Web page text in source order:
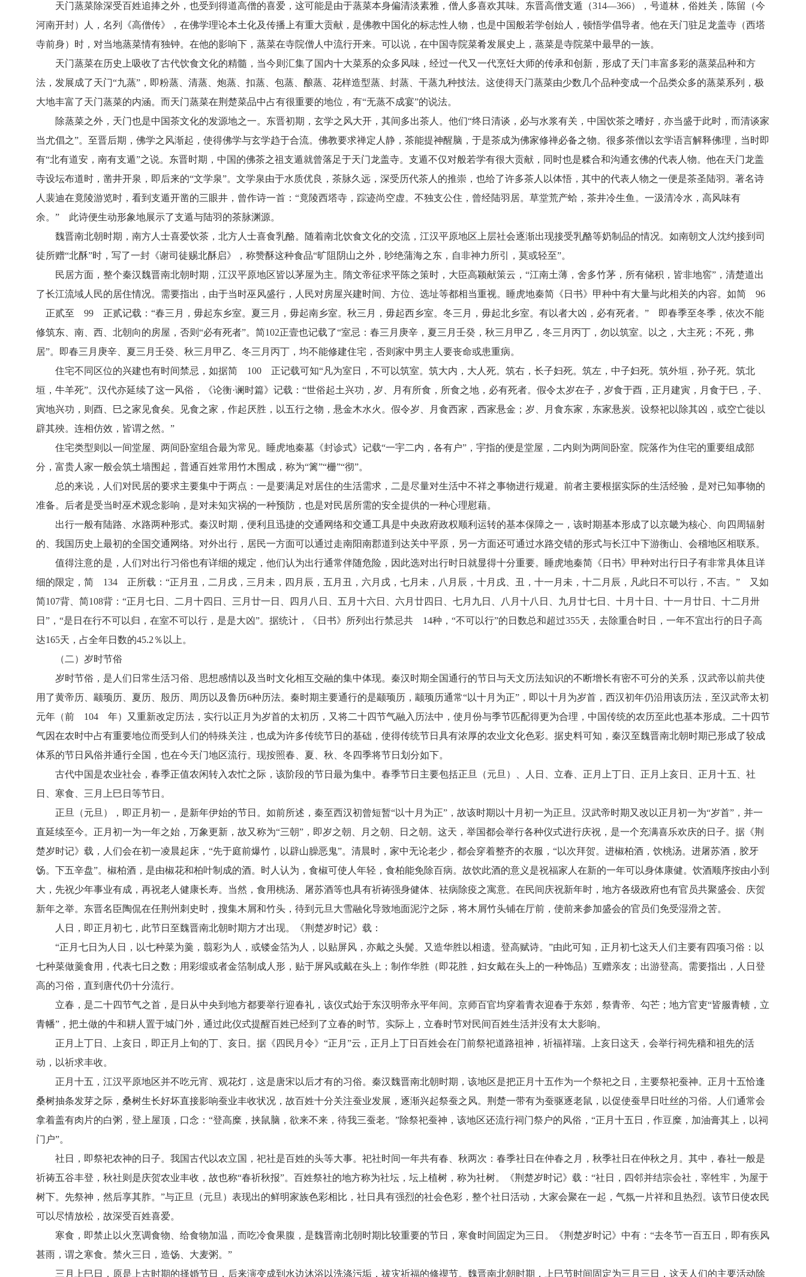
天门蒸菜除深受百姓追捧之外，也受到得道高僧的喜爱，这可能是由于蒸菜本身偏清淡素雅，僧人多喜欢其味。东晋高僧支遁（314—366），号道林，俗姓关，陈留（今
河南开封）人，名列《高僧传》，在佛学理论本土化及传播上有重大贡献，是佛教中国化的标志性人物，也是中国般若学创始人，顿悟学倡导者。他在天门驻足龙盖寺（西塔
寺前身）时，对当地蒸菜情有独钟。在他的影响下，蒸菜在寺院僧人中流行开来。可以说，在中国寺院菜肴发展史上，蒸菜是寺院菜中最早的一族。
天门蒸菜在历史上吸收了古代饮食文化的精髓，当今则汇集了国内十大菜系的众多风味，经过一代又一代烹饪大师的传承和创新，形成了天门丰富多彩的蒸菜品种和方
法，发展成了天门“九蒸”，即粉蒸、清蒸、炮蒸、扣蒸、包蒸、酿蒸、花样造型蒸、封蒸、干蒸九种技法。这使得天门蒸菜由少数几个品种变成一个品类众多的蒸菜系列，极
大地丰富了天门蒸菜的内涵。而天门蒸菜在荆楚菜品中占有很重要的地位，有“无蒸不成宴”的说法。
除蒸菜之外，天门也是中国茶文化的发源地之一。东晋初期，玄学之风大开，其间多出茶人。他们“终日清谈，必与水浆有关，中国饮茶之嗜好，亦当盛于此时，而清谈家
当尤倡之”。至晋后期，佛学之风渐起，使得佛学与玄学趋于合流。佛教要求禅定人静，茶能提神醒脑，于是茶成为佛家修禅必备之物。很多茶僧以玄学语言解释佛理，当时即
有“北有道安，南有支遁”之说。东晋时期，中国的佛茶之祖支遁就曾落足于天门龙盖寺。支遁不仅对般若学有很大贡献，同时也是糅合和沟通玄佛的代表人物。他在天门龙盖
寺设坛布道时，凿井开泉，即后来的“文学泉”。文学泉由于水质优良，茶脉久远，深受历代茶人的推崇，也给了许多茶人以体悟，其中的代表人物之一便是茶圣陆羽。著名诗
人裴迪在竟陵游览时，看到支遁开凿的三眼井，曾作诗一首：“竟陵西塔寺，踪迹尚空虚。不独支公住，曾经陆羽居。草堂荒产蛤，茶井冷生鱼。一汲清冷水，高风味有
余。” 此诗便生动形象地展示了支遁与陆羽的茶脉渊源。
魏晋南北朝时期，南方人士喜爱饮茶，北方人士喜食乳酪。随着南北饮食文化的交流，江汉平原地区上层社会逐渐出现接受乳酪等奶制品的情况。如南朝文人沈约接到司
徒所赠“北酥”时，写了一封《谢司徒赐北酥启》，称赞酥这种食品“旷阻阴山之外，眇绝蒲海之东，自非神力所引，莫或轻至”。
民居方面，整个秦汉魏晋南北朝时期，江汉平原地区皆以茅屋为主。隋文帝征求平陈之策时，大臣高颖献策云，“江南土薄，舍多竹茅，所有储积，皆非地窖”，清楚道出
了长江流域人民的居住情况。需要指出，由于当时巫风盛行，人民对房屋兴建时间、方位、选址等都相当重视。睡虎地秦简《日书》甲种中有大量与此相关的内容。如简 96
正贰至 99 正贰记载：“春三月，毋起东乡室。夏三月，毋起南乡室。秋三月，毋起西乡室。冬三月，毋起北乡室。有以者大凶，必有死者。” 即春季至冬季，依次不能
修筑东、南、西、北朝向的房屋，否则“必有死者”。简102正壹也记载了“室忌：春三月庚辛，夏三月壬癸，秋三月甲乙，冬三月丙丁，勿以筑室。以之，大主死；不死，弗
居”。即春三月庚辛、夏三月壬癸、秋三月甲乙、冬三月丙丁，均不能修建住宅，否则家中男主人要丧命或患重病。
住宅不同区位的兴建也有时间禁忌，如据简 100 正记载可知“凡为室日，不可以筑室。筑大内，大人死。筑右，长子妇死。筑左，中子妇死。筑外垣，孙子死。筑北
垣，牛羊死”。汉代亦延续了这一风俗，《论衡·谰时篇》记载：“世俗起土兴功，岁、月有所食，所食之地，必有死者。假令太岁在子，岁食于酉，正月建寅，月食于巳，子、
寅地兴功，则酉、巳之家见食矣。见食之家，作起厌胜，以五行之物，悬金木水火。假令岁、月食西家，西家悬金；岁、月食东家，东家悬炭。设祭祀以除其凶，或空亡徙以
辟其殃。连相仿效，皆谓之然。”
住宅类型则以一间堂屋、两间卧室组合最为常见。睡虎地秦墓《封诊式》记载“一宇二内，各有户”，宇指的便是堂屋，二内则为两间卧室。院落作为住宅的重要组成部
分，富贵人家一般会筑土墙围起，普通百姓常用竹木围成，称为“篱”“栅”“彻”。
总的来说，人们对民居的要求主要集中于两点：一是要满足对居住的生活需求，二是尽量对生活中不祥之事物进行规避。前者主要根据实际的生活经验，是对已知事物的
准备。后者是受当时巫术观念影响，是对未知灾祸的一种预防，也是对民居所需的安全提供的一种心理慰藉。
出行一般有陆路、水路两种形式。秦汉时期，便利且迅捷的交通网络和交通工具是中央政府政权顺利运转的基本保障之一，该时期基本形成了以京畿为核心、向四周辐射
的、我国历史上最初的全国交通网络。对外出行，居民一方面可以通过走南阳南郡道到达关中平原，另一方面还可通过水路交错的形式与长江中下游衡山、会稽地区相联系。
值得注意的是，人们对出行习俗也有详细的规定，他们认为出行通常伴随危险，因此选对出行时日就显得十分重要。睡虎地秦简《日书》甲种对出行日子有非常具体且详
细的限定，简 134 正所载：“正月丑，二月戌，三月未，四月辰，五月丑，六月戌，七月未，八月辰，十月戌、丑，十一月未，十二月辰，凡此日不可以行，不吉。” 又如
简107背、简108背：“正月七日、二月十四日、三月廿一日、四月八日、五月十六日、六月廿四日、七月九日、八月十八日、九月廿七日、十月十日、十一月廿日、十二月卅
日”，“是日在行不可以归，在室不可以行，是是大凶”。据统计，《日书》所列出行禁忌共 14种，“不可以行”的日数总和超过355天，去除重合时日，一年不宜出行的日子高
达165天，占全年日数的45.2％以上。
（二）岁时节俗
岁时节俗，是人们日常生活习俗、思想感情以及当时文化相互交融的集中体现。秦汉时期全国通行的节日与天文历法知识的不断增长有密不可分的关系，汉武帝以前共使
用了黄帝历、颛顼历、夏历、殷历、周历以及鲁历6种历法。秦时期主要通行的是颛顼历，颛顼历通常“以十月为正”，即以十月为岁首，西汉初年仍沿用该历法，至汉武帝太初
元年（前 104 年）又重新改定历法，实行以正月为岁首的太初历，又将二十四节气融入历法中，使月份与季节匹配得更为合理，中国传统的农历至此也基本形成。二十四节
气因在农时中占有重要地位而受到人们的特殊关注，也成为许多传统节日的基础，使得传统节日具有浓厚的农业文化色彩。据史料可知，秦汉至魏晋南北朝时期已形成了较成
体系的节日风俗并通行全国，也在今天门地区流行。现按照春、夏、秋、冬四季将节日划分如下。
古代中国是农业社会，春季正值农闲转入农忙之际，该阶段的节日最为集中。春季节日主要包括正旦（元旦）、人日、立春、正月上丁日、正月上亥日、正月十五、社
日、寒食、三月上巳日等节日。
正旦（元旦），即正月初一，是新年伊始的节日。如前所述，秦至西汉初曾短暂“以十月为正”，故该时期以十月初一为正旦。汉武帝时期又改以正月初一为“岁首”，并一
直延续至今。正月初一为一年之始，万象更新，故又称为“三朝”，即岁之朝、月之朝、日之朝。这天，举国都会举行各种仪式进行庆祝，是一个充满喜乐欢庆的日子。据《荆
楚岁时记》载，人们会在初一凌晨起床，“先于庭前爆竹，以辟山臊恶鬼”。清晨时，家中无论老少，都会穿着整齐的衣服，“以次拜贺。进椒柏酒，饮桃汤。进屠苏酒，胶牙
饧。下五辛盘”。椒柏酒，是由椒花和柏叶制成的酒。时人认为，食椒可使人年轻，食柏能免除百病。故饮此酒的意义是祝福家人在新的一年可以身体康健。饮酒顺序按由小到
大，先祝少年事业有成，再祝老人健康长寿。当然，食用桃汤、屠苏酒等也具有祈祷强身健体、祛病除疫之寓意。在民间庆祝新年时，地方各级政府也有官员共聚盛会、庆贺
新年之举。东晋名臣陶侃在任荆州刺史时，搜集木屑和竹头，待到元旦大雪融化导致地面泥泞之际，将木屑竹头铺在厅前，使前来参加盛会的官员们免受湿滑之苦。
人日，即正月初七，此节日至魏晋南北朝时期方才出现。《荆楚岁时记》载：
“正月七日为人日，以七种菜为羹，翦彩为人，或镂金箔为人，以贴屏风，亦戴之头鬓。又造华胜以相遗。登高赋诗。”由此可知，正月初七这天人们主要有四项习俗：以
七种菜做羹食用，代表七日之数；用彩缎或者金箔制成人形，贴于屏风或戴在头上；制作华胜（即花胜，妇女戴在头上的一种饰品）互赠亲友；出游登高。需要指出，人日登
高的习俗，直到唐代仍十分流行。
立春，是二十四节气之首，是日从中央到地方都要举行迎春礼，该仪式始于东汉明帝永平年间。京师百官均穿着青衣迎春于东郊，祭青帝、勾芒；地方官吏“皆服青帻，立
青幡”，把土做的牛和耕人置于城门外，通过此仪式提醒百姓已经到了立春的时节。实际上，立春时节对民间百姓生活并没有太大影响。
正月上丁日、上亥日，即正月上旬的丁、亥日。据《四民月令》“正月”云，正月上丁日百姓会在门前祭祀道路祖神，祈福祥瑞。上亥日这天，会举行祠先穑和祖先的活
动，以祈求丰收。
正月十五，江汉平原地区并不吃元宵、观花灯，这是唐宋以后才有的习俗。秦汉魏晋南北朝时期，该地区是把正月十五作为一个祭祀之日，主要祭祀蚕神。正月十五恰逢
桑树抽条发芽之际，桑树生长好坏直接影响蚕业丰收状况，故百姓十分关注蚕业发展，逐渐兴起祭蚕之风。荆楚一带有为蚕驱逐老鼠，以促使蚕早日吐丝的习俗。人们通常会
拿着盖有肉片的白粥，登上屋顶，口念：“登高糜，挟鼠脑，欲来不来，待我三蚕老。”除祭祀蚕神，该地区还流行祠门祭户的风俗，“正月十五日，作豆糜，加油膏其上，以祠
门户”。
社日，即祭祀农神的日子。我国古代以农立国，祀社是百姓的头等大事。祀社时间一年共有春、秋两次：春季社日在仲春之月，秋季社日在仲秋之月。其中，春社一般是
祈祷五谷丰登，秋社则是庆贺农业丰收，故也称“春祈秋报”。百姓祭社的地方称为社坛，坛上植树，称为社树。《荆楚岁时记》载：“社日，四邻并结宗会社，宰牲牢，为屋于
树下。先祭神，然后享其胙。”与正旦（元旦）表现出的鲜明家族色彩相比，社日具有强烈的社会色彩，整个社日活动，大家会聚在一起，气氛一片祥和且热烈。该节日使农民
可以尽情放松，故深受百姓喜爱。
寒食，即禁止以火烹调食物、给食物加温，而吃冷食果腹，是魏晋南北朝时期比较重要的节日，寒食时间固定为三日。《荆楚岁时记》中有：“去冬节一百五日，即有疾风
甚雨，谓之寒食。禁火三日，造饧、大麦粥。”
三月上巳日，原是上古时期的择婚节日，后来演变成到水边沐浴以洗涤污垢，祓灾祈福的修禊节。魏晋南北朝时期，上巳节时间固定为三月三日，这天人们的主要活动除